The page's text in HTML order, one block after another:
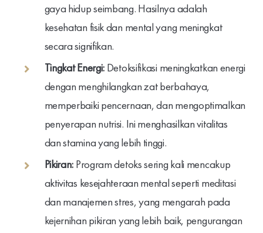
gaya hidup seimbang. Hasilnya adalah
kesehatan fisik dan mental yang meningkat
secara signifikan.
Tingkat Energi: Detoksifikasi meningkatkan energi
dengan menghilangkan zat berbahaya,
memperbaiki pencernaan, dan mengoptimalkan
penyerapan nutrisi. Ini menghasilkan vitalitas
dan stamina yang lebih tinggi.
Pikiran: Program detoks sering kali mencakup
aktivitas kesejahteraan mental seperti meditasi
dan manajemen stres, yang mengarah pada
kejernihan pikiran yang lebih baik, pengurangan